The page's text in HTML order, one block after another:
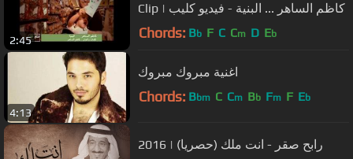
2:45
Clip | كاظم الساهر ... البنية - فيديو كليب
Chords: Bb F C Cm D Eb
4:13
اغنية مبروك مبروك
Chords: Bbm C Cm Bb Fm F Eb
‎رابح صقر - انت ملك (حصريا) | 2016